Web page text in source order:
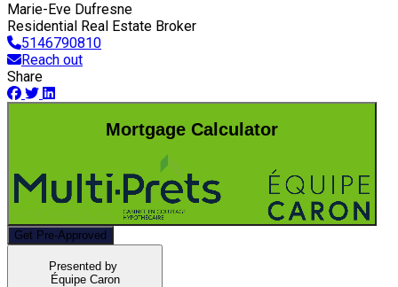
Marie-Eve Dufresne
Residential Real Estate Broker
5146790810
Reach out
Share
Mortgage Calculator
Get Pre-Approved
Presented by
Équipe Caron